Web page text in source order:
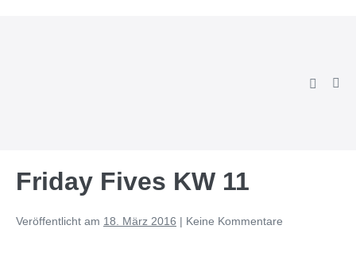
Suche-
Friday Fives KW 11
Veröffentlicht am 18. März 2016 | Keine Kommentare